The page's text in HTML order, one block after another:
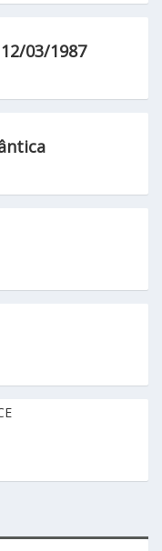
03/1987